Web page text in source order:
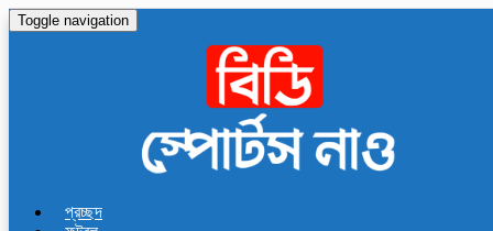
Toggle navigation
প্রচ্ছদ